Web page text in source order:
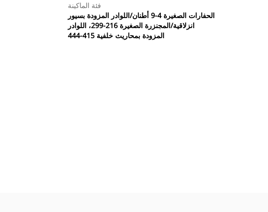
فئة الماكينة
الحفارات الصغيرة 4-9 أطنان/اللوادر المزودة بسيور
انزلاقية/المجنزرة الصغيرة 216-299، اللوادر
المزودة بمحاريث خلفية 415-444